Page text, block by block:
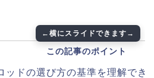
この記事のポイント
ッドの選び方の基準を理解でき